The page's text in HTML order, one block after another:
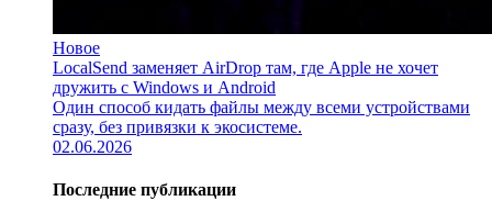
Новое
LocalSend заменяет AirDrop там, где Apple не хочет
дружить с Windows и Android
Один способ кидать файлы между всеми устройствами
сразу, без привязки к экосистеме.
02.06.2026
Последние публикации